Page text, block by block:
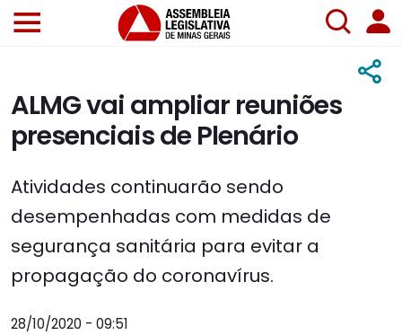
ALMG vai ampliar reuniões
presenciais de Plenário
Atividades continuarão sendo
desempenhadas com medidas de
segurança sanitária para evitar a
propagação do coronavírus.
28/10/2020 - 09:51